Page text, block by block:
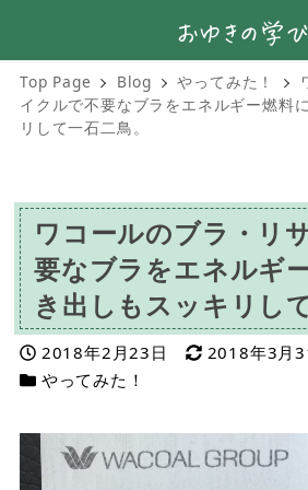
Top Page Blog やってみた！
イクルで不要なブラをエネルギー燃料
リして一石二鳥。
ワコールのブラ・リ
要なブラをエネルギ
き出しもスッキリし
投稿日
2018年2月23日 更新日
2018年3月
カテゴリー
やってみた！